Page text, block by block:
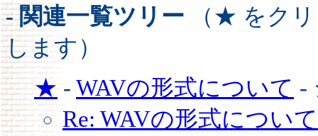
- 関連一覧ツリー （★ をク
します）
★ - WAVの形式について -
Re: WAVの形式について